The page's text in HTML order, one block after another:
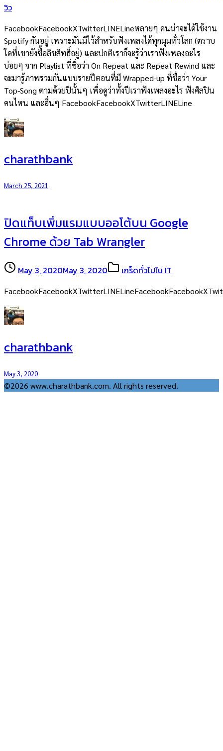
วิว
FacebookFacebookXTwitterLINELineหลายๆ คนน่าจะได้ใช้งาน
Spotify กันอยู่ เพราะมันมีไว้สำหรับฟังเพลงได้ทุกมุมทั่วโลก (ตราบ
ใดที่เขายังซื้อลิขสิทธิ์อยู่) และปกติเราก็จะรู้ว่าเราฟังเพลงอะไร
บ่อยๆ จาก Playlist ที่ชื่อว่า On Repeat และ Repeat Rewind และ
จะมารู้ภาพรวมกันแบบรายปีตอนที่มี Wrapped-up ที่ชื่อว่า Your
Top-Song ตามด้วยปีนั้นๆ เพื่อดูว่าทั้งปีเราฟังเพลงอะไร ฟังศิลปิน
คนไหน และอื่นๆ FacebookFacebookXTwitterLINELine
charathbank
March 25, 2021
ปิดแท็บเพิ่มแรมแบบออโต้บน Google
Chrome ด้วย Tab Wrangler
May 3, 2020May 3, 2020 เกร็ดทั่วไปใน IT
charathbank
May 3, 2020
©2026 www.charathbank.com. All rights reserved.